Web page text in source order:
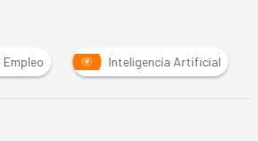
Empleo Inteligencia Artificial